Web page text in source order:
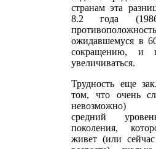
странам эта
8.2 года
противоположность
ожидавшемуся в
сокращению, и
увеличиваться.
Трудность еще
том, что очень
невозможно)
средний
поколения,
живет (или